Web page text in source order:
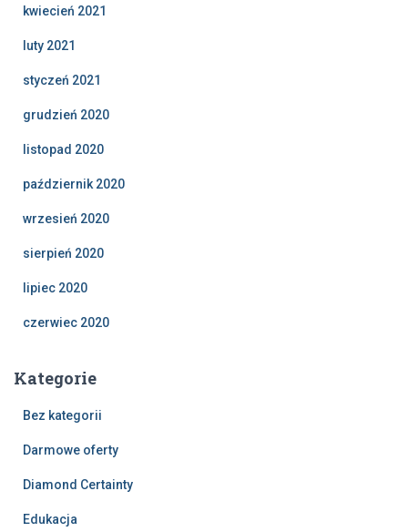
kwiecień 2021
luty 2021
styczeń 2021
grudzień 2020
listopad 2020
październik 2020
wrzesień 2020
sierpień 2020
lipiec 2020
czerwiec 2020
Kategorie
Bez kategorii
Darmowe oferty
Diamond Certainty
Edukacja